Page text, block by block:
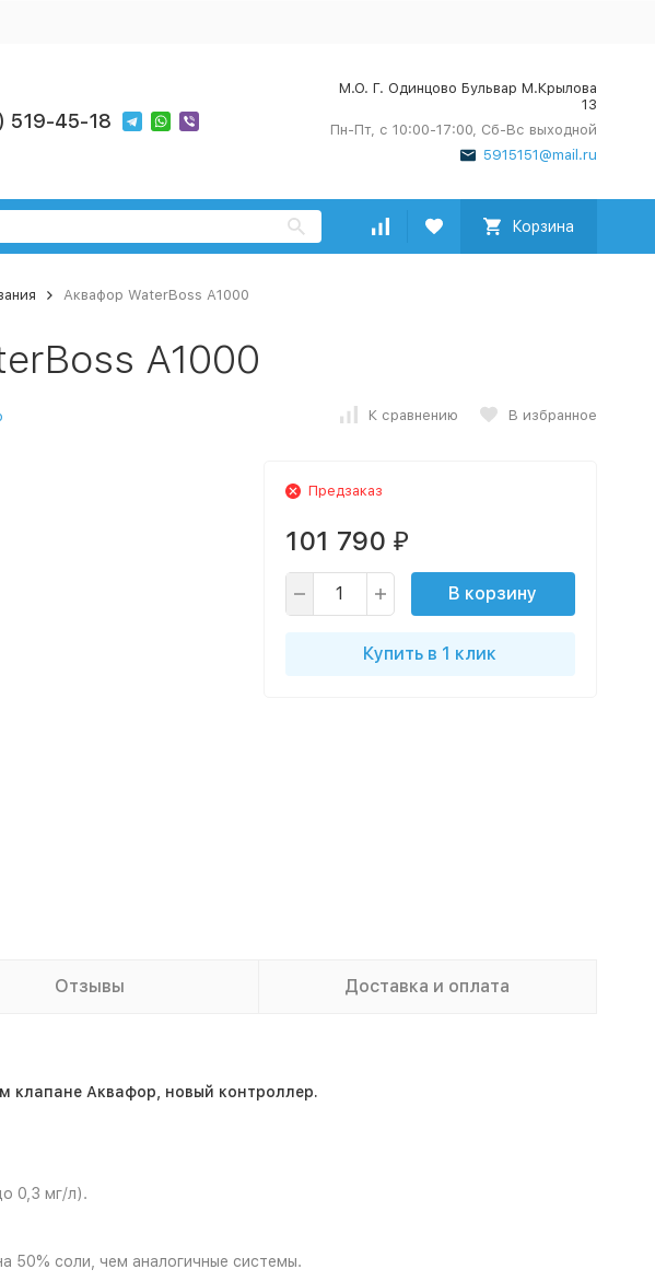
519-45-18
М.О. Г. Одинцово Бульвар М.Крылова
13
Пн-Пт, с 10:00-17:00, Сб-Вс выходной
5915151@mail.ru
Корзина
Аквафор WaterBoss А1000
А1000
К сравнению В избранное
Предзаказ
101 790 ₽
В корзину
Купить в 1 клик
Отзывы Доставка и оплата
клапане Аквафор, новый контроллер.
0,3 мг/л).
50% соли, чем аналогичные системы.